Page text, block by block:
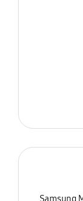
Samsung